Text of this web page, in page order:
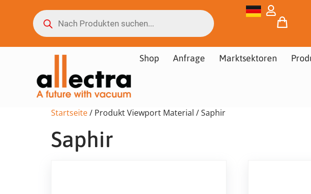
Shop Anfrage Marktsektoren
Startseite/ Produkt Viewport Material / Saphir
Saphir